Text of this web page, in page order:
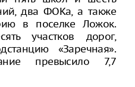
два ФОКа, а также
в поселке Ложок.
участков дорог,
«Заречная».
превысило 7,7